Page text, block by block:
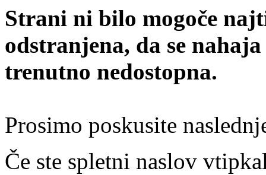
Strani ni bilo mogoče
odstranjena, da se
trenutno nedostopna.
Prosimo poskusite
Če ste spletni naslov